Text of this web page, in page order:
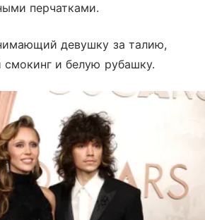
перчатками.
девушку за талию,
и белую рубашку.